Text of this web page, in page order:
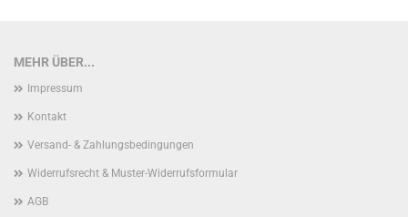
MEHR ÜBER...
Impressum
Kontakt
Versand- & Zahlungsbedingungen
Widerrufsrecht & Muster-Widerrufsformular
AGB